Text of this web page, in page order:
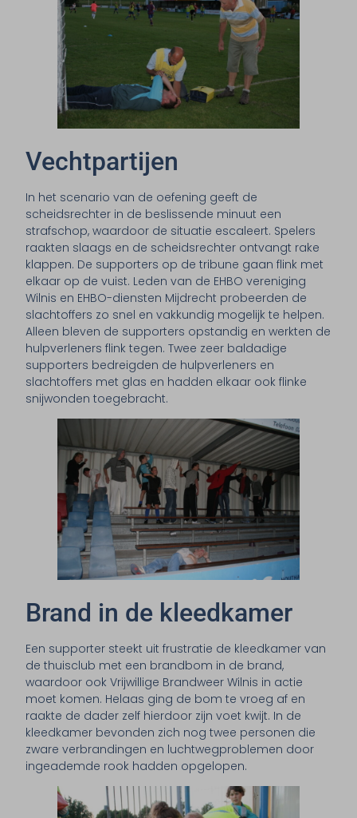
Vechtpartijen
In het scenario van de oefening geeft de
scheidsrechter in de beslissende minuut een
strafschop, waardoor de situatie escaleert. Spelers
raakten slaags en de scheidsrechter ontvangt rake
klappen. De supporters op de tribune gaan flink met
elkaar op de vuist. Leden van de EHBO vereniging
Wilnis en EHBO-diensten Mijdrecht probeerden de
slachtoffers zo snel en vakkundig mogelijk te helpen.
Alleen bleven de supporters opstandig en werkten de
hulpverleners flink tegen. Twee zeer baldadige
supporters bedreigden de hulpverleners en
slachtoffers met glas en hadden elkaar ook flinke
snijwonden toegebracht.
Brand in de kleedkamer
Een supporter steekt uit frustratie de kleedkamer van
de thuisclub met een brandbom in de brand,
waardoor ook Vrijwillige Brandweer Wilnis in actie
moet komen. Helaas ging de bom te vroeg af en
raakte de dader zelf hierdoor zijn voet kwijt. In de
kleedkamer bevonden zich nog twee personen die
zware verbrandingen en luchtwegproblemen door
ingeademde rook hadden opgelopen.